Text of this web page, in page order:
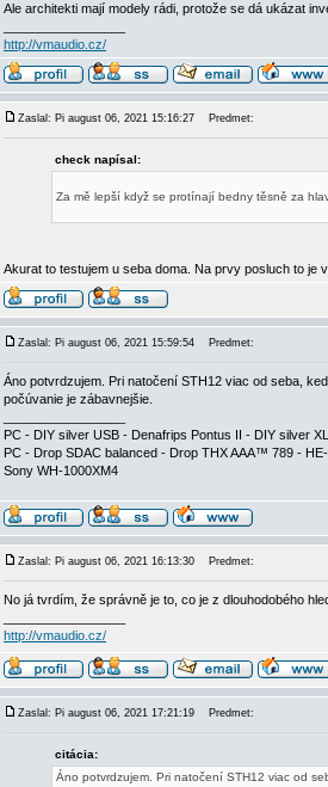
Ale architekti mají modely rádi, protože se dá ukázat
http://vmaudio.cz/
Zaslal: Pi august 06, 2021 15:16:27 Predmet:
check napísal:
Za mě lepší když se protínají bedny těsně za
Akurat to testujem u seba doma. Na prvy posluch to je
Zaslal: Pi august 06, 2021 15:59:54 Predmet:
Áno potvrdzujem. Pri natočení STH12 viac od seba,
počúvanie je zábavnejšie.
PC - DIY silver USB - Denafrips Pontus II - DIY silver
PC - Drop SDAC balanced - Drop THX AAA™ 789 -
Sony WH-1000XM4
Zaslal: Pi august 06, 2021 16:13:30 Predmet:
No já tvrdím, že správně je to, co je z dlouhodobého
http://vmaudio.cz/
Zaslal: Pi august 06, 2021 17:21:19 Predmet:
citácia:
Áno potvrdzujem. Pri natočení STH12 viac od